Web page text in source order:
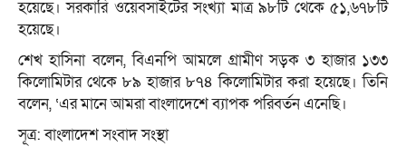
হয়েছে। সরকারি ওয়েবসাইটের সংখ্যা মাত্র ৯৮টি থেকে ৫১,৬৭৮টি
হয়েছে।
শেখ হাসিনা বলেন, বিএনপি আমলে গ্রামীণ সড়ক ৩ হাজার ১৩৩
কিলোমিটার থেকে ৮৯ হাজার ৮৭৪ কিলোমিটার করা হয়েছে। তিনি
বলেন, ‘এর মানে আমরা বাংলাদেশে ব্যাপক পরিবর্তন এনেছি।
সূত্র: বাংলাদেশ সংবাদ সংস্থা